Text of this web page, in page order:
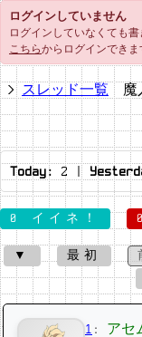
ログインしていません
ログインしていなくても書
こちらからログインできま
スレッド一覧 魔
Today: 2 |
0 イイネ！
▼ 最初
1 : アセ